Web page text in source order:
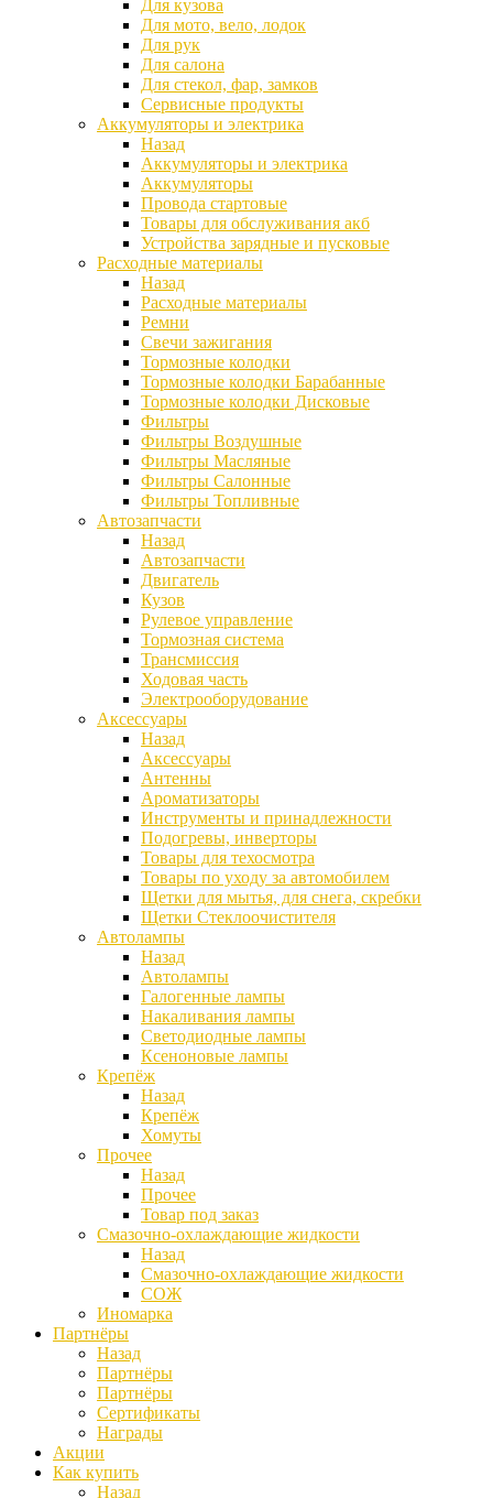
Для кузова
Для мото, вело, лодок
Для рук
Для салона
Для стекол, фар, замков
Сервисные продукты
Аккумуляторы и электрика
Назад
Аккумуляторы и электрика
Аккумуляторы
Провода стартовые
Товары для обслуживания акб
Устройства зарядные и пусковые
Расходные материалы
Назад
Расходные материалы
Ремни
Свечи зажигания
Тормозные колодки
Тормозные колодки Барабанные
Тормозные колодки Дисковые
Фильтры
Фильтры Воздушные
Фильтры Масляные
Фильтры Салонные
Фильтры Топливные
Автозапчасти
Назад
Автозапчасти
Двигатель
Кузов
Рулевое управление
Тормозная система
Трансмиссия
Ходовая часть
Электрооборудование
Аксессуары
Назад
Аксессуары
Антенны
Ароматизаторы
Инструменты и принадлежности
Подогревы, инверторы
Товары для техосмотра
Товары по уходу за автомобилем
Щетки для мытья, для снега, скребки
Щетки Стеклоочистителя
Автолампы
Назад
Автолампы
Галогенные лампы
Накаливания лампы
Светодиодные лампы
Ксеноновые лампы
Крепёж
Назад
Крепёж
Хомуты
Прочее
Назад
Прочее
Товар под заказ
Смазочно-охлаждающие жидкости
Назад
Смазочно-охлаждающие жидкости
СОЖ
Иномарка
Партнёры
Назад
Партнёры
Партнёры
Сертификаты
Награды
Акции
Как купить
Назад